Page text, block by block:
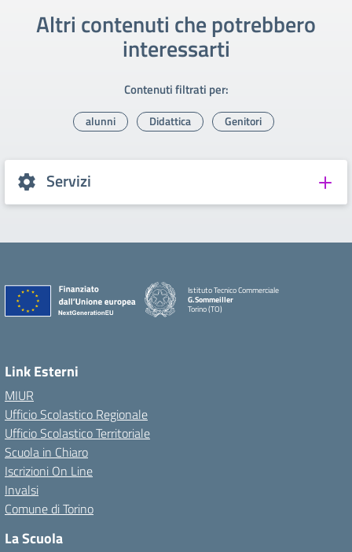
Altri contenuti che potrebbero
interessarti
Contenuti filtrati per:
alunni Didattica Genitori
Servizi
Istituto Tecnico Commerciale
G.Sommeiller
Torino (TO)
Link Esterni
MIUR
Ufficio Scolastico Regionale
Ufficio Scolastico Territoriale
Scuola in Chiaro
Iscrizioni On Line
Invalsi
Comune di Torino
La Scuola